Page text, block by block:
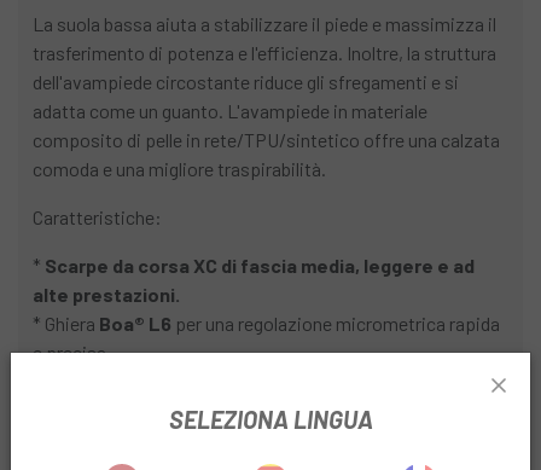
La suola bassa aiuta a stabilizzare il piede e massimizza il
trasferimento di potenza e l'efficienza. Inoltre, la struttura
dell'avampiede circostante riduce gli sfregamenti e si
adatta come un guanto. L'avampiede in materiale
composito di pelle in rete/TPU/sintetico offre una calzata
comoda e una migliore traspirabilità.
Caratteristiche:
* Scarpe da corsa XC di fascia media, leggere e ad
alte prestazioni.
* Ghiera Boa® L6 per una regolazione micrometrica rapida
e precisa.
un'ottimale trasmissione di potenza.
SELEZIONA LINGUA